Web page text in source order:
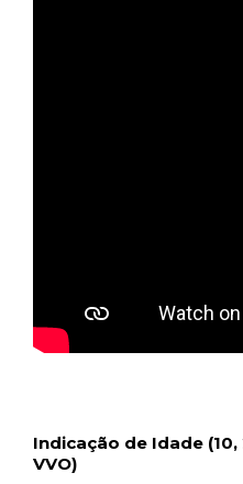
Indicação de Idade
VVO)